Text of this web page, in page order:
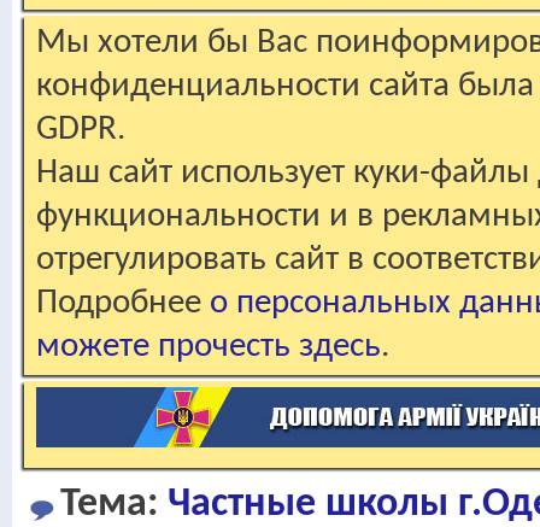
Мы хотели бы Вас
конфиденциальности сайта
GDPR.
Наш сайт использует куки-файлы
функциональности и в
отрегулировать сайт в
Подробнее о персональных
можете прочесть здесь.
Тема: Частные школы